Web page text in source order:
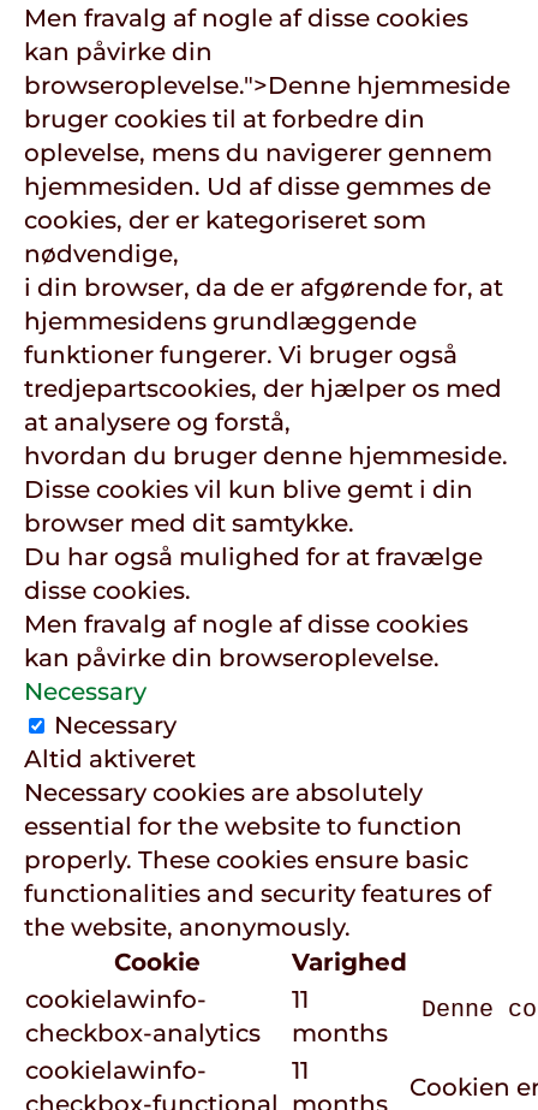
Men fravalg af nogle af disse cookies
kan påvirke din
browseroplevelse.">Denne hjemmeside
bruger cookies til at forbedre din
oplevelse, mens du navigerer gennem
hjemmesiden. Ud af disse gemmes de
cookies, der er kategoriseret som
nødvendige,
i din browser, da de er afgørende for, at
hjemmesidens grundlæggende
funktioner fungerer. Vi bruger også
tredjepartscookies, der hjælper os med
at analysere og forstå,
hvordan du bruger denne hjemmeside.
Disse cookies vil kun blive gemt i din
browser med dit samtykke.
Du har også mulighed for at fravælge
disse cookies.
Men fravalg af nogle af disse cookies
kan påvirke din browseroplevelse.
Necessary
Necessary
Altid aktiveret
Necessary cookies are absolutely
essential for the website to function
properly. These cookies ensure basic
functionalities and security features of
the website, anonymously.
Cookie
Varighed
cookielawinfo-
checkbox-analytics
11
months
Denne
cookielawinfo-
checkbox-functional
11
months
Cookien